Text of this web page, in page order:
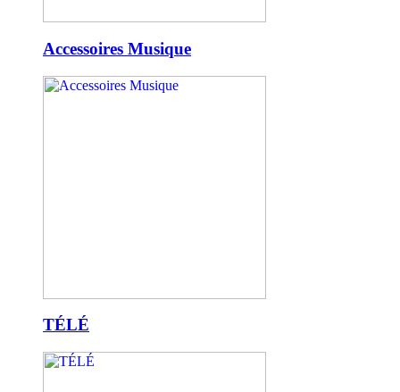
Accessoires Musique
TÉLÉ